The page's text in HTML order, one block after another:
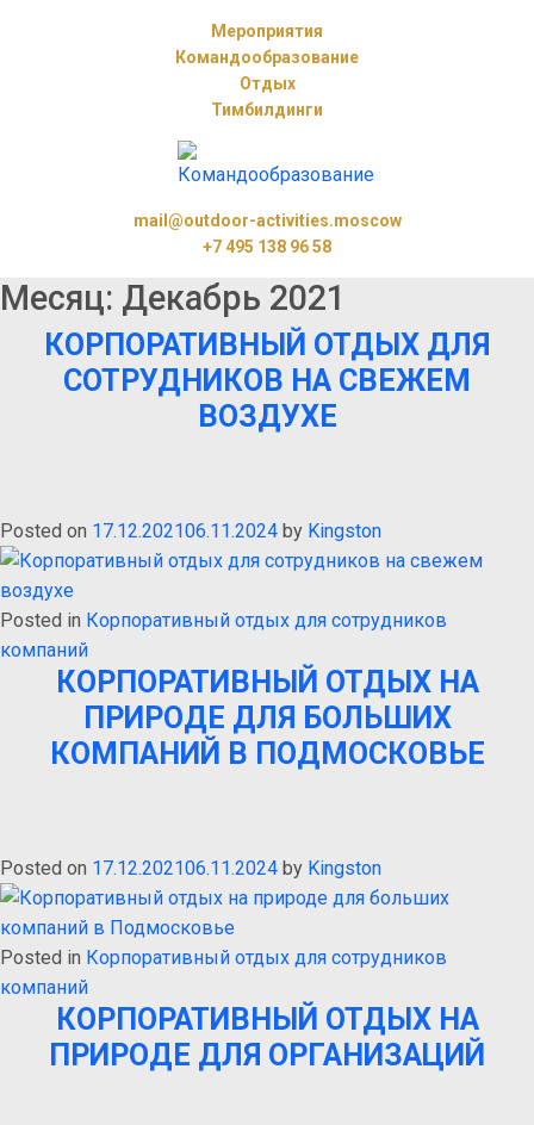
Мероприятия
Командообразование
Отдых
Тимбилдинги
mail@outdoor-activities.moscow
+7 495 138 96 58
Месяц: Декабрь 2021
КОРПОРАТИВНЫЙ ОТДЫХ ДЛЯ
СОТРУДНИКОВ НА СВЕЖЕМ
ВОЗДУХЕ
Posted on 17.12.202106.11.2024 by Kingston
Posted in Корпоративный отдых для сотрудников
компаний
КОРПОРАТИВНЫЙ ОТДЫХ НА
ПРИРОДЕ ДЛЯ БОЛЬШИХ
КОМПАНИЙ В ПОДМОСКОВЬЕ
Posted on 17.12.202106.11.2024 by Kingston
Posted in Корпоративный отдых для сотрудников
компаний
КОРПОРАТИВНЫЙ ОТДЫХ НА
ПРИРОДЕ ДЛЯ ОРГАНИЗАЦИЙ